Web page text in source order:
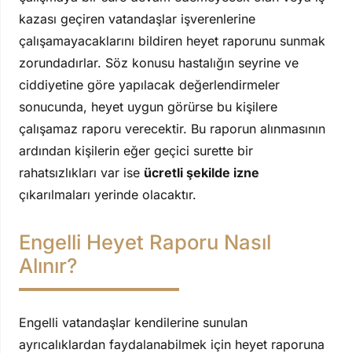
kazası geçiren vatandaşlar işverenlerine
çalışamayacaklarını bildiren heyet raporunu sunmak
zorundadırlar. Söz konusu hastalığın seyrine ve
ciddiyetine göre yapılacak değerlendirmeler
sonucunda, heyet uygun görürse bu kişilere
çalışamaz raporu verecektir. Bu raporun alınmasının
ardından kişilerin eğer geçici surette bir
rahatsızlıkları var ise ücretli şekilde izne
çıkarılmaları yerinde olacaktır.
Engelli Heyet Raporu Nasıl
Alınır?
Engelli vatandaşlar kendilerine sunulan
ayrıcalıklardan faydalanabilmek için heyet raporuna